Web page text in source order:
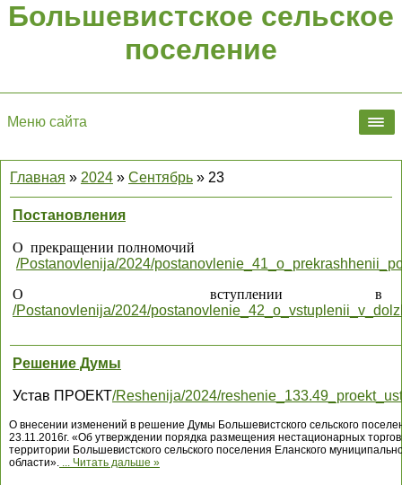
Большевистское сельское
поселение
Меню сайта
Главная » 2024 » Сентябрь » 23
Постановления
О прекращении полномочий
/Postanovlenija/2024/
О вступлении в
/Postanovlenija/2024/
Решение Думы
Устав ПРОЕКТ/Reshenija/2024/
О внесении изменений в решение Думы Большевистского сельского
23.11.2016г. «Об утверждении порядка размещения нестационарных
территории Большевистского сельского поселения Еланского
области». ... Читать дальше »